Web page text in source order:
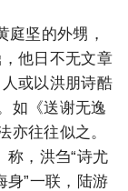
庭坚的外甥，
他日不无文章
或以洪朋诗酷
如《送谢无逸
亦往往似之。
称，洪刍“诗尤
身”一联，陆游